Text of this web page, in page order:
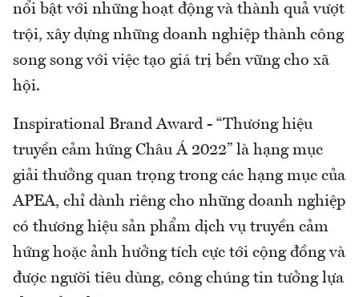
nổi bật với những hoạt động và thành quả vượt
trội, xây dựng những doanh nghiệp thành công
song song với việc tạo giá trị bền vững cho xã
hội.
Inspirational Brand Award - “Thương hiệu
truyền cảm hứng Châu Á 2022” là hạng mục
giải thưởng quan trọng trong các hạng mục của
APEA, chỉ dành riêng cho những doanh nghiệp
có thương hiệu sản phẩm dịch vụ truyền cảm
hứng hoặc ảnh hưởng tích cực tới cộng đồng và
được người tiêu dùng, công chúng tin tưởng lựa